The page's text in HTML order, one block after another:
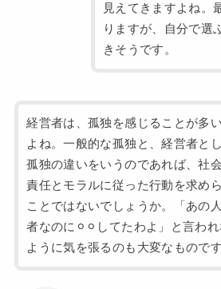
見えてきますよね。
りますが、自分で選
きそうです。
経営者は、孤独を感じることが多
よね。一般的な孤独と、経営者と
孤独の違いをいうのであれば、社
責任とモラルに従った行動を求め
ことではないでしょうか。「あの
者なのに⚪︎⚪︎してたわよ」と言わ
ように気を張るのも大変なものです